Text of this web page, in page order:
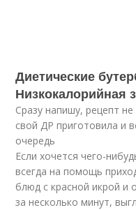
Диетические
Низкокалорийная
Сразу напишу, рецепт
свой ДР приготовила и
очередь
Если хочется чего-
всегда на помощь
блюд с красной икрой и
за несколько минут,